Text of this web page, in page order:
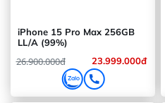
chế độ chụp dễ dàng.
iPhone 15 Pro Max 256GB
LL/A (99%)
23.999.000đ
26.900.000đ